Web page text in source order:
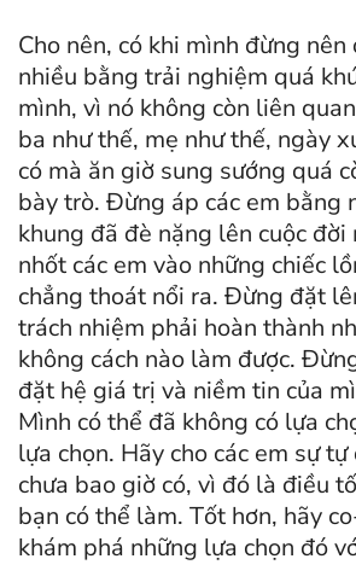
Cho nên, có khi mình đừng
nhiều bằng trải nghiệm quá
mình, vì nó không còn liên
ba như thế, mẹ như thế, ngày
có mà ăn giờ sung sướng quá
bày trò. Đừng áp các em bằng
khung đã đè nặng lên cuộc
nhốt các em vào những chiếc
chẳng thoát nổi ra. Đừng đặt
trách nhiệm phải hoàn thành
không cách nào làm được.
đặt hệ giá trị và niềm tin của
Mình có thể đã không có lựa
lựa chọn. Hãy cho các em sự
chưa bao giờ có, vì đó là điều
bạn có thể làm. Tốt hơn, hãy
khám phá những lựa chọn đó